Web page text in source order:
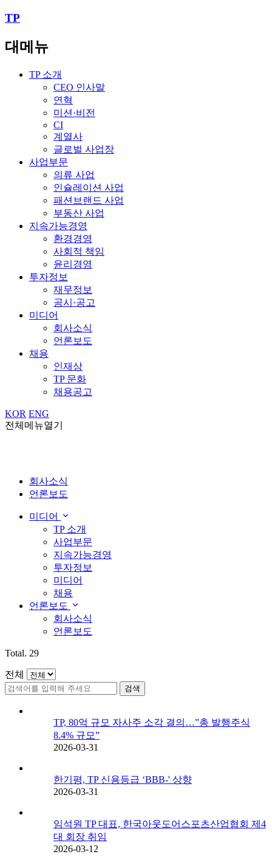
TP
대메뉴
TP 소개
CEO 인사말
연혁
미션·비전
CI
계열사
글로벌 사업장
사업부문
의류 사업
인슐레이션 사업
패션브랜드 사업
부동산 사업
지속가능경영
환경경영
사회적 책임
윤리경영
투자정보
재무정보
공시·공고
미디어
회사소식
언론보도
채용
인재상
TP 문화
채용공고
KOR ENG
전체메뉴열기
회사소식
언론보도
미디어
TP 소개
사업부문
지속가능경영
투자정보
미디어
채용
언론보도
회사소식
언론보도
Total. 29
전체
TP, 80억 규모 자사주 소각 결의…”총 발행주식
8.4% 규모”
2026-03-31
한기평, TP 신용등급 ‘BBB-' 상향
2026-03-31
임석원 TP 대표, 한국아웃도어스포츠산업협회 제4
대 회장 취임
2026-03-12